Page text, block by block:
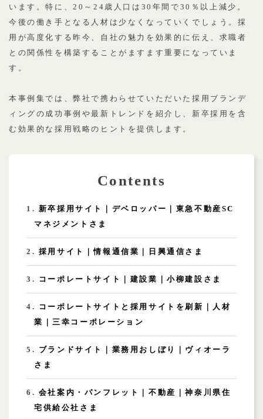
います。特に、20～24歳人口は30年間で30％以上減少。
今後の働き手となる人材は少なくなっていくでしょう。採
用が高度化する昨今、自社の魅力を効果的に伝え、求職者
との関係性を構築することがますます重要になっていま
す。
本事例集では、弊社で携わらせていただいた採用ブランデ
ィングの成功事例や最新トレンドを紹介し、新卒採用を含
む効果的な採用戦略のヒントを提供します。
Contents
新卒採用サイト｜デベロッパー｜東急不動産SC
マネジメントさま
採用サイト｜情報通信業｜日興通信さま
コーポレートサイト｜建設業｜小柳建設さま
コーポレートサイトと採用サイトを刷新｜人材
業｜三幸コーポレーション
ブランドサイト｜業務用おしぼり｜ヴィオーラ
さま
会社案内・パンフレット｜不動産｜神奈川県住
宅供給公社さま